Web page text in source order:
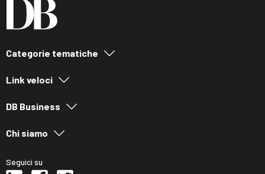
Categorie tematiche
Link veloci
DB Business
Chi siamo
Seguici su